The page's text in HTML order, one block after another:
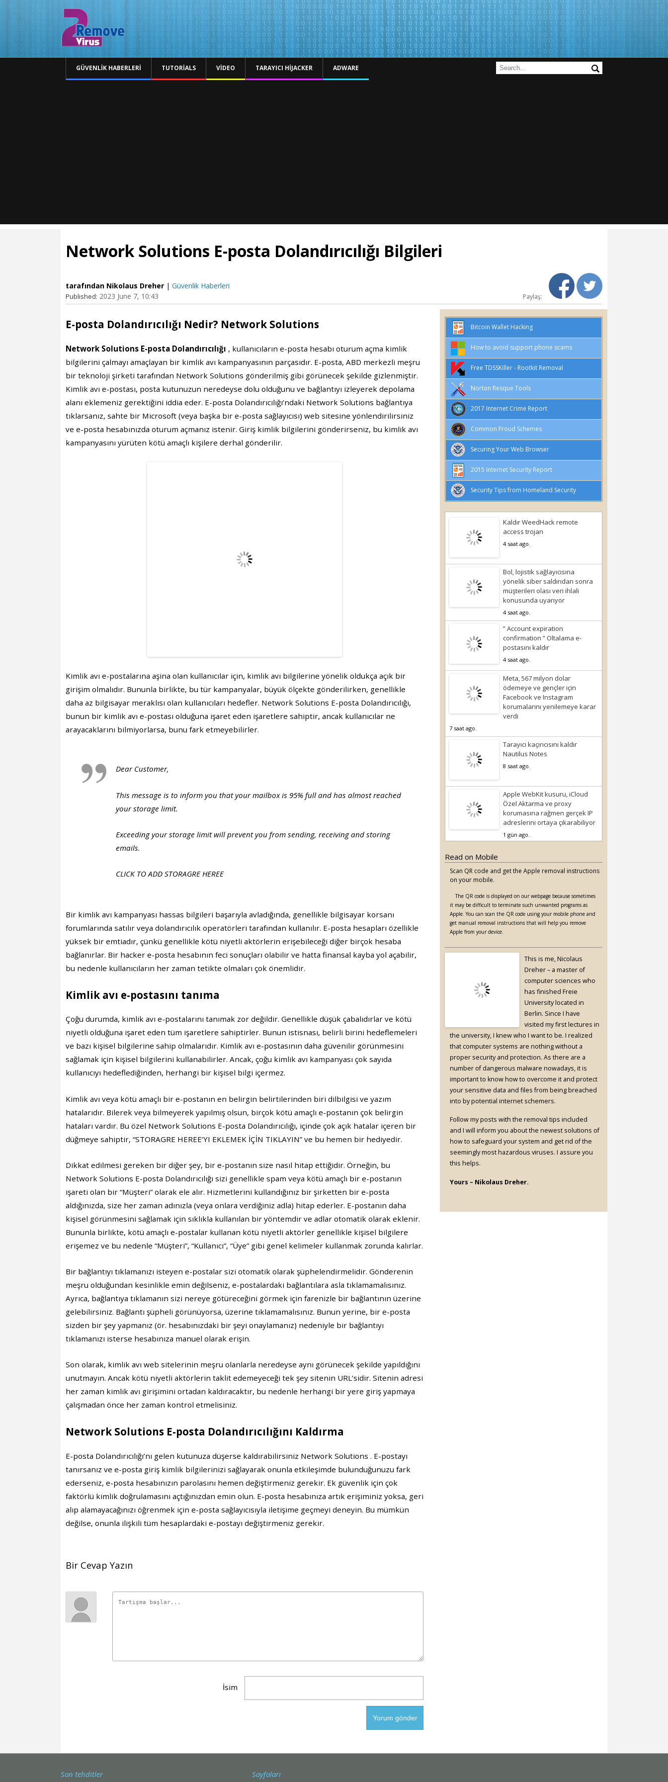
GÜVENLIK HABERLERI TUTORIALS VIDEO TARAYICI HIJACKER ADWARE
Network Solutions E-posta Dolandırıcılığı Bilgileri
tarafından Nikolaus Dreher | Güvenlik Haberleri
Published: 2023 June 7, 10:43 Paylaş:
E-posta Dolandırıcılığı Nedir? Network Solutions
Network Solutions E-posta Dolandırıcılığı , kullanıcıların e-posta hesabı oturum açma kimlik
bilgilerini çalmayı amaçlayan bir kimlik avı kampanyasının parçasıdır. E-posta, ABD merkezli meşru
bir teknoloji şirketi tarafından Network Solutions gönderilmiş gibi görünecek şekilde gizlenmiştir.
Kimlik avı e-postası, posta kutunuzun neredeyse dolu olduğunu ve bağlantıyı izleyerek depolama
alanı eklemeniz gerektiğini iddia eder. E-posta Dolandırıcılığı’ndaki Network Solutions bağlantıya
tıklarsanız, sahte bir Microsoft (veya başka bir e-posta sağlayıcısı) web sitesine yönlendirilirsiniz
ve e-posta hesabınızda oturum açmanız istenir. Giriş kimlik bilgilerini gönderirseniz, bu kimlik avı
kampanyasını yürüten kötü amaçlı kişilere derhal gönderilir.
Kimlik avı e-postalarına aşina olan kullanıcılar için, kimlik avı bilgilerine yönelik oldukça açık bir
girişim olmalıdır. Bununla birlikte, bu tür kampanyalar, büyük ölçekte gönderilirken, genellikle
daha az bilgisayar meraklısı olan kullanıcıları hedefler. Network Solutions E-posta Dolandırıcılığı,
bunun bir kimlik avı e-postası olduğuna işaret eden işaretlere sahiptir, ancak kullanıcılar ne
arayacaklarını bilmiyorlarsa, bunu fark etmeyebilirler.
Dear Customer,
This message is to inform you that your mailbox is 95% full and has almost reached
your storage limit.
Exceeding your storage limit will prevent you from sending, receiving and storing
emails.
CLICK TO ADD STORAGRE HEREE
Bir kimlik avı kampanyası hassas bilgileri başarıyla avladığında, genellikle bilgisayar korsanı
forumlarında satılır veya dolandırıcılık operatörleri tarafından kullanılır. E-posta hesapları özellikle
yüksek bir emtiadır, çünkü genellikle kötü niyetli aktörlerin erişebileceği diğer birçok hesaba
bağlanırlar. Bir hacker e-posta hesabının feci sonuçları olabilir ve hatta finansal kayba yol açabilir,
bu nedenle kullanıcıların her zaman tetikte olmaları çok önemlidir.
Kimlik avı e-postasını tanıma
Çoğu durumda, kimlik avı e-postalarını tanımak zor değildir. Genellikle düşük çabalıdırlar ve kötü
niyetli olduğuna işaret eden tüm işaretlere sahiptirler. Bunun istisnası, belirli birini hedeflemeleri
ve bazı kişisel bilgilerine sahip olmalarıdır. Kimlik avı e-postasının daha güvenilir görünmesini
sağlamak için kişisel bilgilerini kullanabilirler. Ancak, çoğu kimlik avı kampanyası çok sayıda
kullanıcıyı hedeflediğinden, herhangi bir kişisel bilgi içermez.
Kimlik avı veya kötü amaçlı bir e-postanın en belirgin belirtilerinden biri dilbilgisi ve yazım
hatalarıdır. Bilerek veya bilmeyerek yapılmış olsun, birçok kötü amaçlı e-postanın çok belirgin
hataları vardır. Bu özel Network Solutions E-posta Dolandırıcılığı, içinde çok açık hatalar içeren bir
düğmeye sahiptir, “STORAGRE HEREE’YI EKLEMEK İÇİN TIKLAYIN” ve bu hemen bir hediyedir.
Dikkat edilmesi gereken bir diğer şey, bir e-postanın size nasıl hitap ettiğidir. Örneğin, bu
Network Solutions E-posta Dolandırıcılığı sizi genellikle spam veya kötü amaçlı bir e-postanın
işareti olan bir “Müşteri” olarak ele alır. Hizmetlerini kullandığınız bir şirketten bir e-posta
aldığınızda, size her zaman adınızla (veya onlara verdiğiniz adla) hitap ederler. E-postanın daha
kişisel görünmesini sağlamak için sıklıkla kullanılan bir yöntemdir ve adlar otomatik olarak eklenir.
Bununla birlikte, kötü amaçlı e-postalar kullanan kötü niyetli aktörler genellikle kişisel bilgilere
erişemez ve bu nedenle “Müşteri”, “Kullanıcı”, “Üye” gibi genel kelimeler kullanmak zorunda kalırlar.
Bir bağlantıyı tıklamanızı isteyen e-postalar sizi otomatik olarak şüphelendirmelidir. Gönderenin
meşru olduğundan kesinlikle emin değilseniz, e-postalardaki bağlantılara asla tıklamamalısınız.
Ayrıca, bağlantıya tıklamanın sizi nereye götüreceğini görmek için farenizle bir bağlantının üzerine
gelebilirsiniz. Bağlantı şüpheli görünüyorsa, üzerine tıklamamalısınız. Bunun yerine, bir e-posta
sizden bir şey yapmanız (ör. hesabınızdaki bir şeyi onaylamanız) nedeniyle bir bağlantıyı
tıklamanızı isterse hesabınıza manuel olarak erişin.
Son olarak, kimlik avı web sitelerinin meşru olanlarla neredeyse aynı görünecek şekilde yapıldığını
unutmayın. Ancak kötü niyetli aktörlerin taklit edemeyeceği tek şey sitenin URL’sidir. Sitenin adresi
her zaman kimlik avı girişimini ortadan kaldıracaktır, bu nedenle herhangi bir yere giriş yapmaya
çalışmadan önce her zaman kontrol etmelisiniz.
Network Solutions E-posta Dolandırıcılığını Kaldırma
E-posta Dolandırıcılığı’nı gelen kutunuza düşerse kaldırabilirsiniz Network Solutions . E-postayı
tanırsanız ve e-posta giriş kimlik bilgilerinizi sağlayarak onunla etkileşimde bulunduğunuzu fark
ederseniz, e-posta hesabınızın parolasını hemen değiştirmeniz gerekir. Ek güvenlik için çok
faktörlü kimlik doğrulamasını açtığınızdan emin olun. E-posta hesabınıza artık erişiminiz yoksa, geri
alıp alamayacağınızı öğrenmek için e-posta sağlayıcısıyla iletişime geçmeyi deneyin. Bu mümkün
değilse, onunla ilişkili tüm hesaplardaki e-postayı değiştirmeniz gerekir.
Bir Cevap Yazın
İsim
Bitcoin Wallet Hacking
How to avoid support phone scams
Free TDSSKiller - Rootkit Removal
Norton Resque Tools
2017 Internet Crime Report
Common Froud Schemes
Securing Your Web Browser
2015 Internet Security Report
Security Tips from Homeland Security
Kaldır WeedHack remote
access trojan
4 saat ago.
Bol, lojistik sağlayıcısına
yönelik siber saldırıdan sonra
müşterileri olası veri ihlali
konusunda uyarıyor
4 saat ago.
” Account expiration
confirmation ” Oltalama e-
postasını kaldır
4 saat ago.
Meta, 567 milyon dolar
ödemeye ve gençler için
Facebook ve Instagram
korumalarını yenilemeye karar
verdi
7 saat ago.
Tarayıcı kaçırıcısını kaldır
Nautilus Notes
8 saat ago.
Apple WebKit kusuru, iCloud
Özel Aktarma ve proxy
korumasına rağmen gerçek IP
adreslerini ortaya çıkarabiliyor
1 gün ago.
Read on Mobile
Scan QR code and get the Apple removal instructions
on your mobile.
The QR code is displayed on our webpage because sometimes
it may be difficult to terminate such unwanted programs as
Apple. You can scan the QR code using your mobile phone and
get manual removal instructions that will help you remove
Apple from your device.
This is me, Nicolaus
Dreher – a master of
computer sciences who
has finished Freie
University located in
Berlin. Since I have
visited my first lectures in
the university, I knew who I want to be. I realized
that computer systems are nothing without a
proper security and protection. As there are a
number of dangerous malware nowadays, it is
important to know how to overcome it and protect
your sensitive data and files from being breached
into by potential internet schemers.
Follow my posts with the removal tips included
and I will inform you about the newest solutions of
how to safeguard your system and get rid of the
seemingly most hazardous viruses. I assure you
this helps.
Yours – Nikolaus Dreher.
Son tehditler Sayfaları